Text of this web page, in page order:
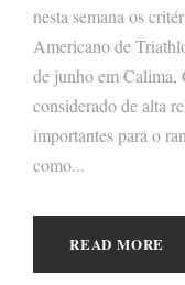
nesta semana os
Americano de
de junho em Calima,
considerado de alta
importantes para o
como...
READ MORE